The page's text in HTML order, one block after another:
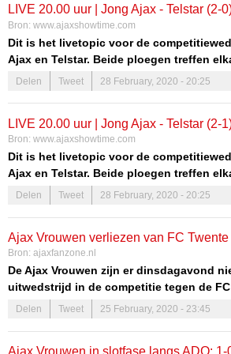
een punt.
LIVE 20.00 uur | Jong Ajax - Telstar (2-
Bron: www.ajaxshowtime.com
Dit is het livetopic voor de
Ajax en Telstar. Beide ploegen treffen
Sportpark de Toekomst. Het duel is bij
via het schakelkanaal. Volg het hier en
Opstelling Jong Ajax:
Scherpen; Van Gelderen, Kasanwirjo, Pierie,
Jensen, Regeer; Q. Timber, Hansen, Ünüvar.
Wissels Jong Ajax:
El Maach, Kemper, Méndez, Pynadath,
Delen Tweet 28 February, 2020 - 20:25
LIVE 20.00 uur | Jong Ajax - Telstar (2-
Bron: www.ajaxshowtime.com
Dit is het livetopic voor de
Ajax en Telstar. Beide ploegen treffen
Sportpark de Toekomst. Het duel is bij
via het schakelkanaal. Volg het hier en
Opstelling Jong Ajax:
Scherpen; Van Gelderen, Kasanwirjo, Pierie,
Jensen, Regeer; Q. Timber, Hansen,
Wissels Jong Ajax:
El Maach, Kemper, Méndez, Pynadath,
Delen Tweet 28 February, 2020 - 20:25
Ajax Vrouwen verliezen van FC
Bron: ajaxfanzone.nl
De Ajax Vrouwen zijn er dinsdagavond
uitwedstrijd in de competitie tegen de
winnen. De wedstrijd, die eerder deze
door de storm, werd met 2-1 verloren en
Delen Tweet 25 February, 2020 - 23:45
Ajax Vrouwen in slotfase langs ADO: 1-